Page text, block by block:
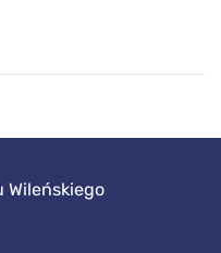
Wileńskiego